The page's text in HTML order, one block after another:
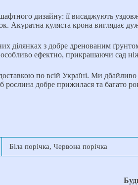
дизайну: її висаджують
Акуратна куляста крона
ділянках з добре дренованим
особливо ефектно, прикрашаючи сад
по всій Україні. Ми
рослина добре прижилася та багато
Біла порічка, Червона порічка